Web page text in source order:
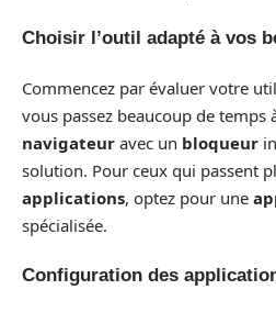
Choisir l’outil adapté à vos
Commencez par évaluer votre
vous passez beaucoup de temps
navigateur avec un bloqueur
solution. Pour ceux qui passent
applications, optez pour une
spécialisée.
Configuration des